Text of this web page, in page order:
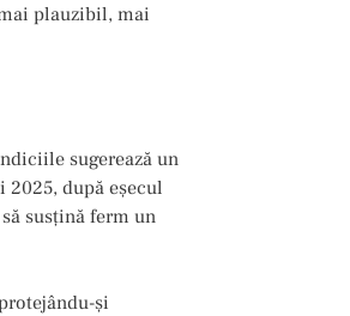
plauzibil, mai
sugerează un
după eșecul
susțină ferm un
și